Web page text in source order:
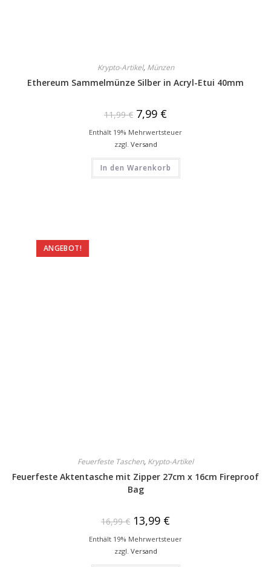
Krypto-Artikel, Münzen
Ethereum Sammelmünze Silber in Acryl-Etui 40mm
11,99€ 7,99 €
Enthält 19% Mehrwertsteuer
zzgl. Versand
In den Warenkorb
ANGEBOT!
Feuerfeste Taschen, Krypto-Artikel
Feuerfeste Aktentasche mit Zipper 27cm x 16cm Fireproof
Bag
16,99€ 13,99 €
Enthält 19% Mehrwertsteuer
zzgl. Versand